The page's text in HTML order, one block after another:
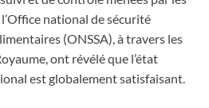
national de sécurité
(ONSSA), à travers les
ont révélé que l’état
est globalement satisfaisant.